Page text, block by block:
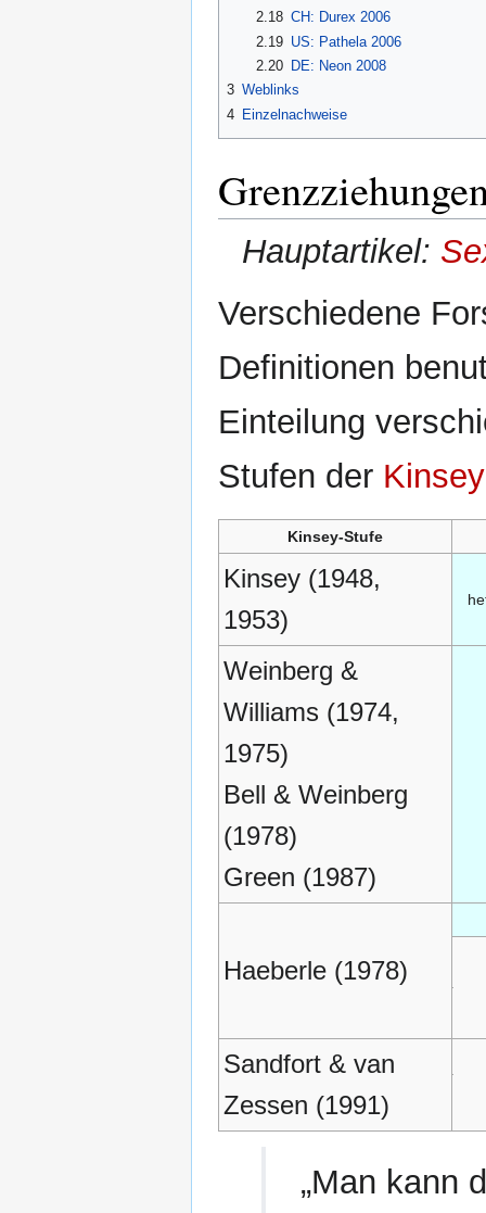
2.18 CH: Durex 2006
2.19 US: Pathela 2006
2.20
DE: Neon 2008
3 Weblinks
4 Einzelnachweise
Hauptartikel:
Verschiedene
Definitionen
Einteilung
Stufen der
Kinsey-Stufe
Kinsey (1948,
1953)
Weinberg &
Williams (1974,
1975)
Bell & Weinberg
(1978)
Green (1987)
Haeberle (1978)
Sandfort & van
Zessen (1991)
„Man kann